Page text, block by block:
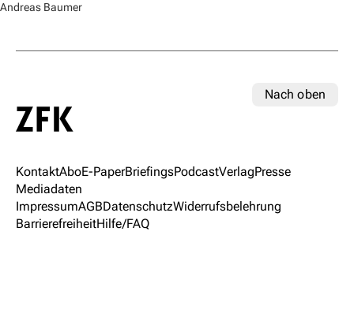
Andreas Baumer
Nach oben
KontaktAboE-PaperBriefingsPodcastVerlagPresse
Mediadaten
ImpressumAGBDatenschutzWiderrufsbelehrung
BarrierefreiheitHilfe/FAQ